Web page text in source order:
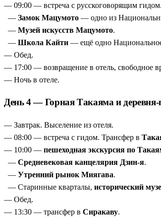
— 09:00 — встреча с русскоговорящим гидом.
— Замок Мацумото — одно из
— Музей искусств Мацумото.
— Школа Кайти — ещё одно
— Обед.
— 17:00 — возвращение в отель, свободное
— Ночь в отеле.
День 4 — Горная Такаяма и
— Завтрак. Выселение из отеля.
— 08:00 — встреча с гидом. Трансфер в
— 10:00 — пешеходная экскурсия по
— Средневековая канцелярия Дзин-я.
— Утренний рынок Миягава.
— Старинные кварталы, исторический
— Обед.
— 13:30 — трансфер в Сиракаву.